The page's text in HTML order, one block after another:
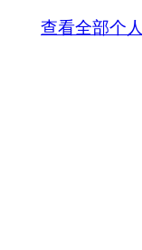
查看全部个